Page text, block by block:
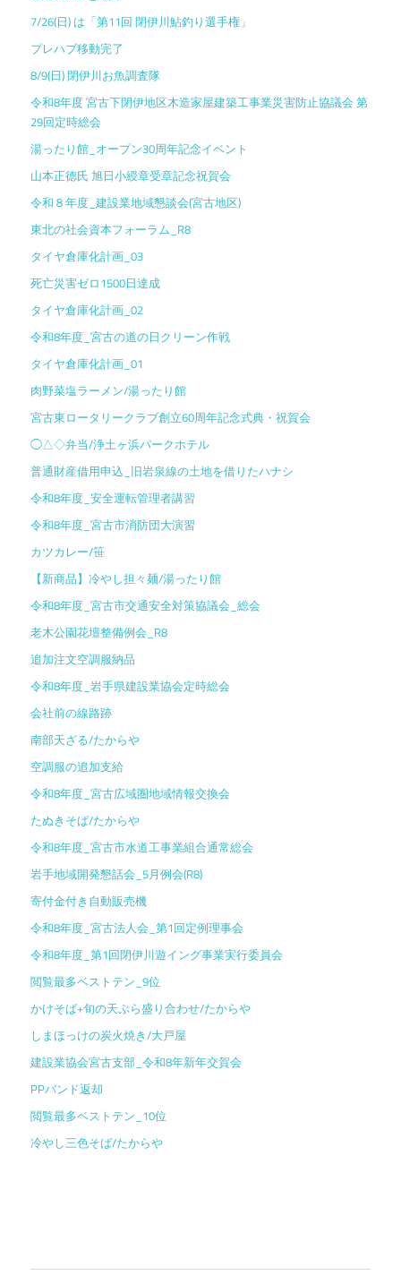
7/26(日) は「第11回 閉伊川鮎釣り選手権」
プレハブ移動完了
8/9(日) 閉伊川お魚調査隊
令和8年度 宮古下閉伊地区木造家屋建築工事業災害防止協議会 第
29回定時総会
湯ったり館_オープン30周年記念イベント
山本正德氏 旭日小綬章受章記念祝賀会
令和８年度_建設業地域懇談会(宮古地区)
東北の社会資本フォーラム_R8
タイヤ倉庫化計画_03
死亡災害ゼロ1500日達成
タイヤ倉庫化計画_02
令和8年度_宮古の道の日クリーン作戦
タイヤ倉庫化計画_01
肉野菜塩ラーメン/湯ったり館
宮古東ロータリークラブ創立60周年記念式典・祝賀会
◯△◇弁当/浄土ヶ浜パークホテル
普通財産借用申込_旧岩泉線の土地を借りたハナシ
令和8年度_安全運転管理者講習
令和8年度_宮古市消防団大演習
カツカレー/笹
【新商品】冷やし担々麺/湯ったり館
令和8年度_宮古市交通安全対策協議会_総会
老木公園花壇整備例会_R8
追加注文空調服納品
令和8年度_岩手県建設業協会定時総会
会社前の線路跡
南部天ざる/たからや
空調服の追加支給
令和8年度_宮古広域圏地域情報交換会
たぬきそば/たからや
令和8年度_宮古市水道工事業組合通常総会
岩手地域開発懇話会_5月例会(R8)
寄付金付き自動販売機
令和8年度_宮古法人会_第1回定例理事会
令和8年度_第1回閉伊川遊イング事業実行委員会
閲覧最多ベストテン_9位
かけそば+旬の天ぷら盛り合わせ/たからや
しまほっけの炭火焼き/大戸屋
建設業協会宮古支部_令和8年新年交賀会
PPバンド返却
閲覧最多ベストテン_10位
冷やし三色そば/たからや